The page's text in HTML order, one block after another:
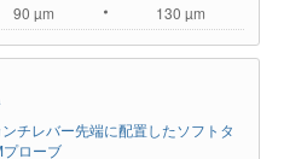
90 µm 130 µm
チレバー先端に配置したソフトタ
プローブ